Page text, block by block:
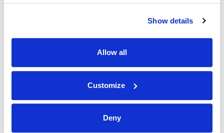
Show details
Allow all
Customize
Deny
UNSERE ZIELE
GLAUBENSGRUNDSÄTZE